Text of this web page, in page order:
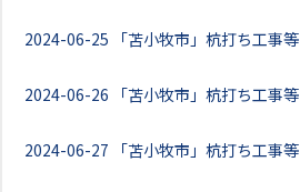
2024-06-25 「苫小牧市」杭打ち工事等
2024-06-26 「苫小牧市」杭打ち工事等
2024-06-27 「苫小牧市」杭打ち工事等